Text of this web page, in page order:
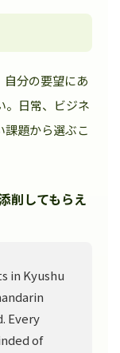
自分の要望にあ
。日常、ビジネ
課題から選ぶこ
削してもらえ
in Kyushu
Every
of